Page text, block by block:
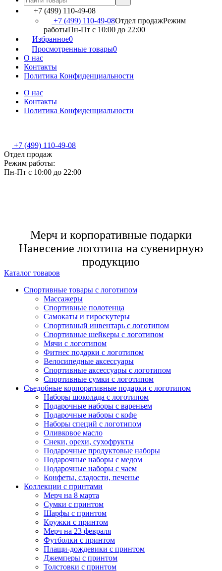
+7 (499) 110-49-08
+7 (499) 110-49-08Отдел продажРежим
работыПн-Пт c 10:00 до 22:00
Избранное0
Просмотренные товары0
О нас
Контакты
Политика Конфиденциальности
О нас
Контакты
Политика Конфиденциальности
+7 (499) 110-49-08
Отдел продаж
Режим работы:
Пн-Пт c 10:00 до 22:00
Мерч и корпоративные подарки
Нанесение логотипа на сувенирную
продукцию
Каталог товаров
Спортивные товары с логотипом
Массажеры
Спортивные полотенца
Самокаты и гироскутеры
Спортивный инвентарь с логотипом
Спортивные шейкеры с логотипом
Мячи с логотипом
Фитнес подарки с логотипом
Велосипедные аксессуары
Спортивные аксессуары с логотипом
Спортивные сумки с логотипом
Съедобные корпоративные подарки с логотипом
Наборы шоколада с логотипом
Подарочные наборы с вареньем
Подарочные наборы с кофе
Наборы специй с логотипом
Оливковое масло
Снеки, орехи, сухофрукты
Подарочные продуктовые наборы
Подарочные наборы с медом
Подарочные наборы с чаем
Конфеты, сладости, печенье
Коллекции с принтами
Мерч на 8 марта
Сумки с принтом
Шарфы с принтом
Кружки с принтом
Мерч на 23 февраля
Футболки с принтом
Плащи-дождевики с принтом
Джемперы с принтом
Толстовки с принтом